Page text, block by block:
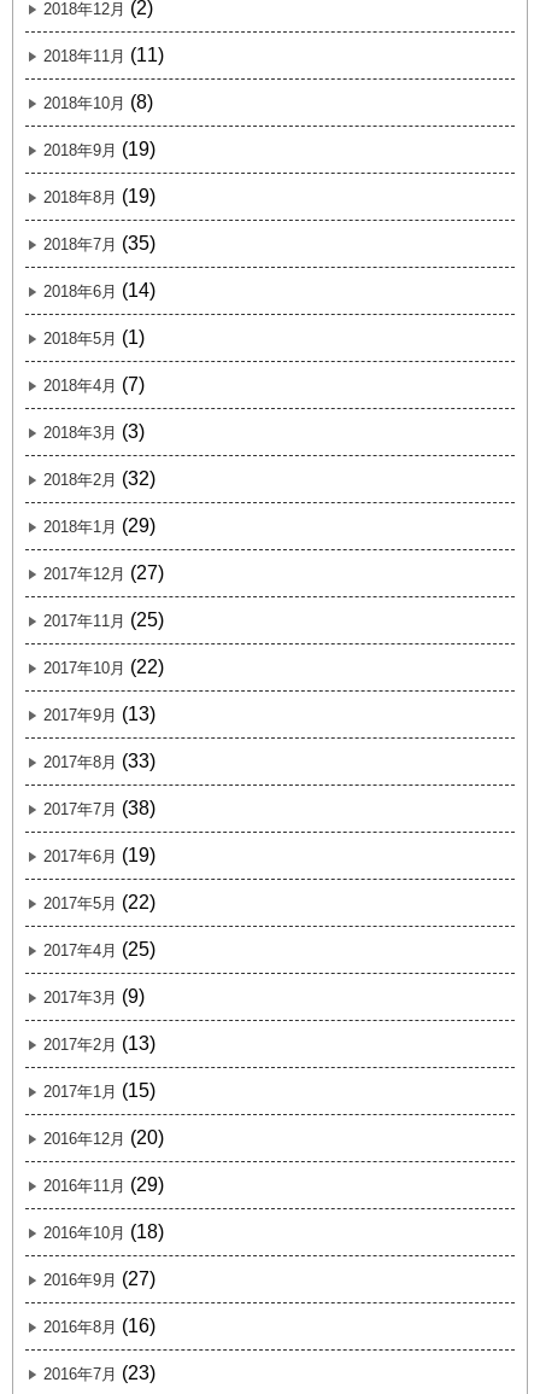
2018年12月 (2)
2018年11月 (11)
2018年10月 (8)
2018年9月 (19)
2018年8月 (19)
2018年7月 (35)
2018年6月 (14)
2018年5月 (1)
2018年4月 (7)
2018年3月 (3)
2018年2月 (32)
2018年1月 (29)
2017年12月 (27)
2017年11月 (25)
2017年10月 (22)
2017年9月 (13)
2017年8月 (33)
2017年7月 (38)
2017年6月 (19)
2017年5月 (22)
2017年4月 (25)
2017年3月 (9)
2017年2月 (13)
2017年1月 (15)
2016年12月 (20)
2016年11月 (29)
2016年10月 (18)
2016年9月 (27)
2016年8月 (16)
2016年7月 (23)